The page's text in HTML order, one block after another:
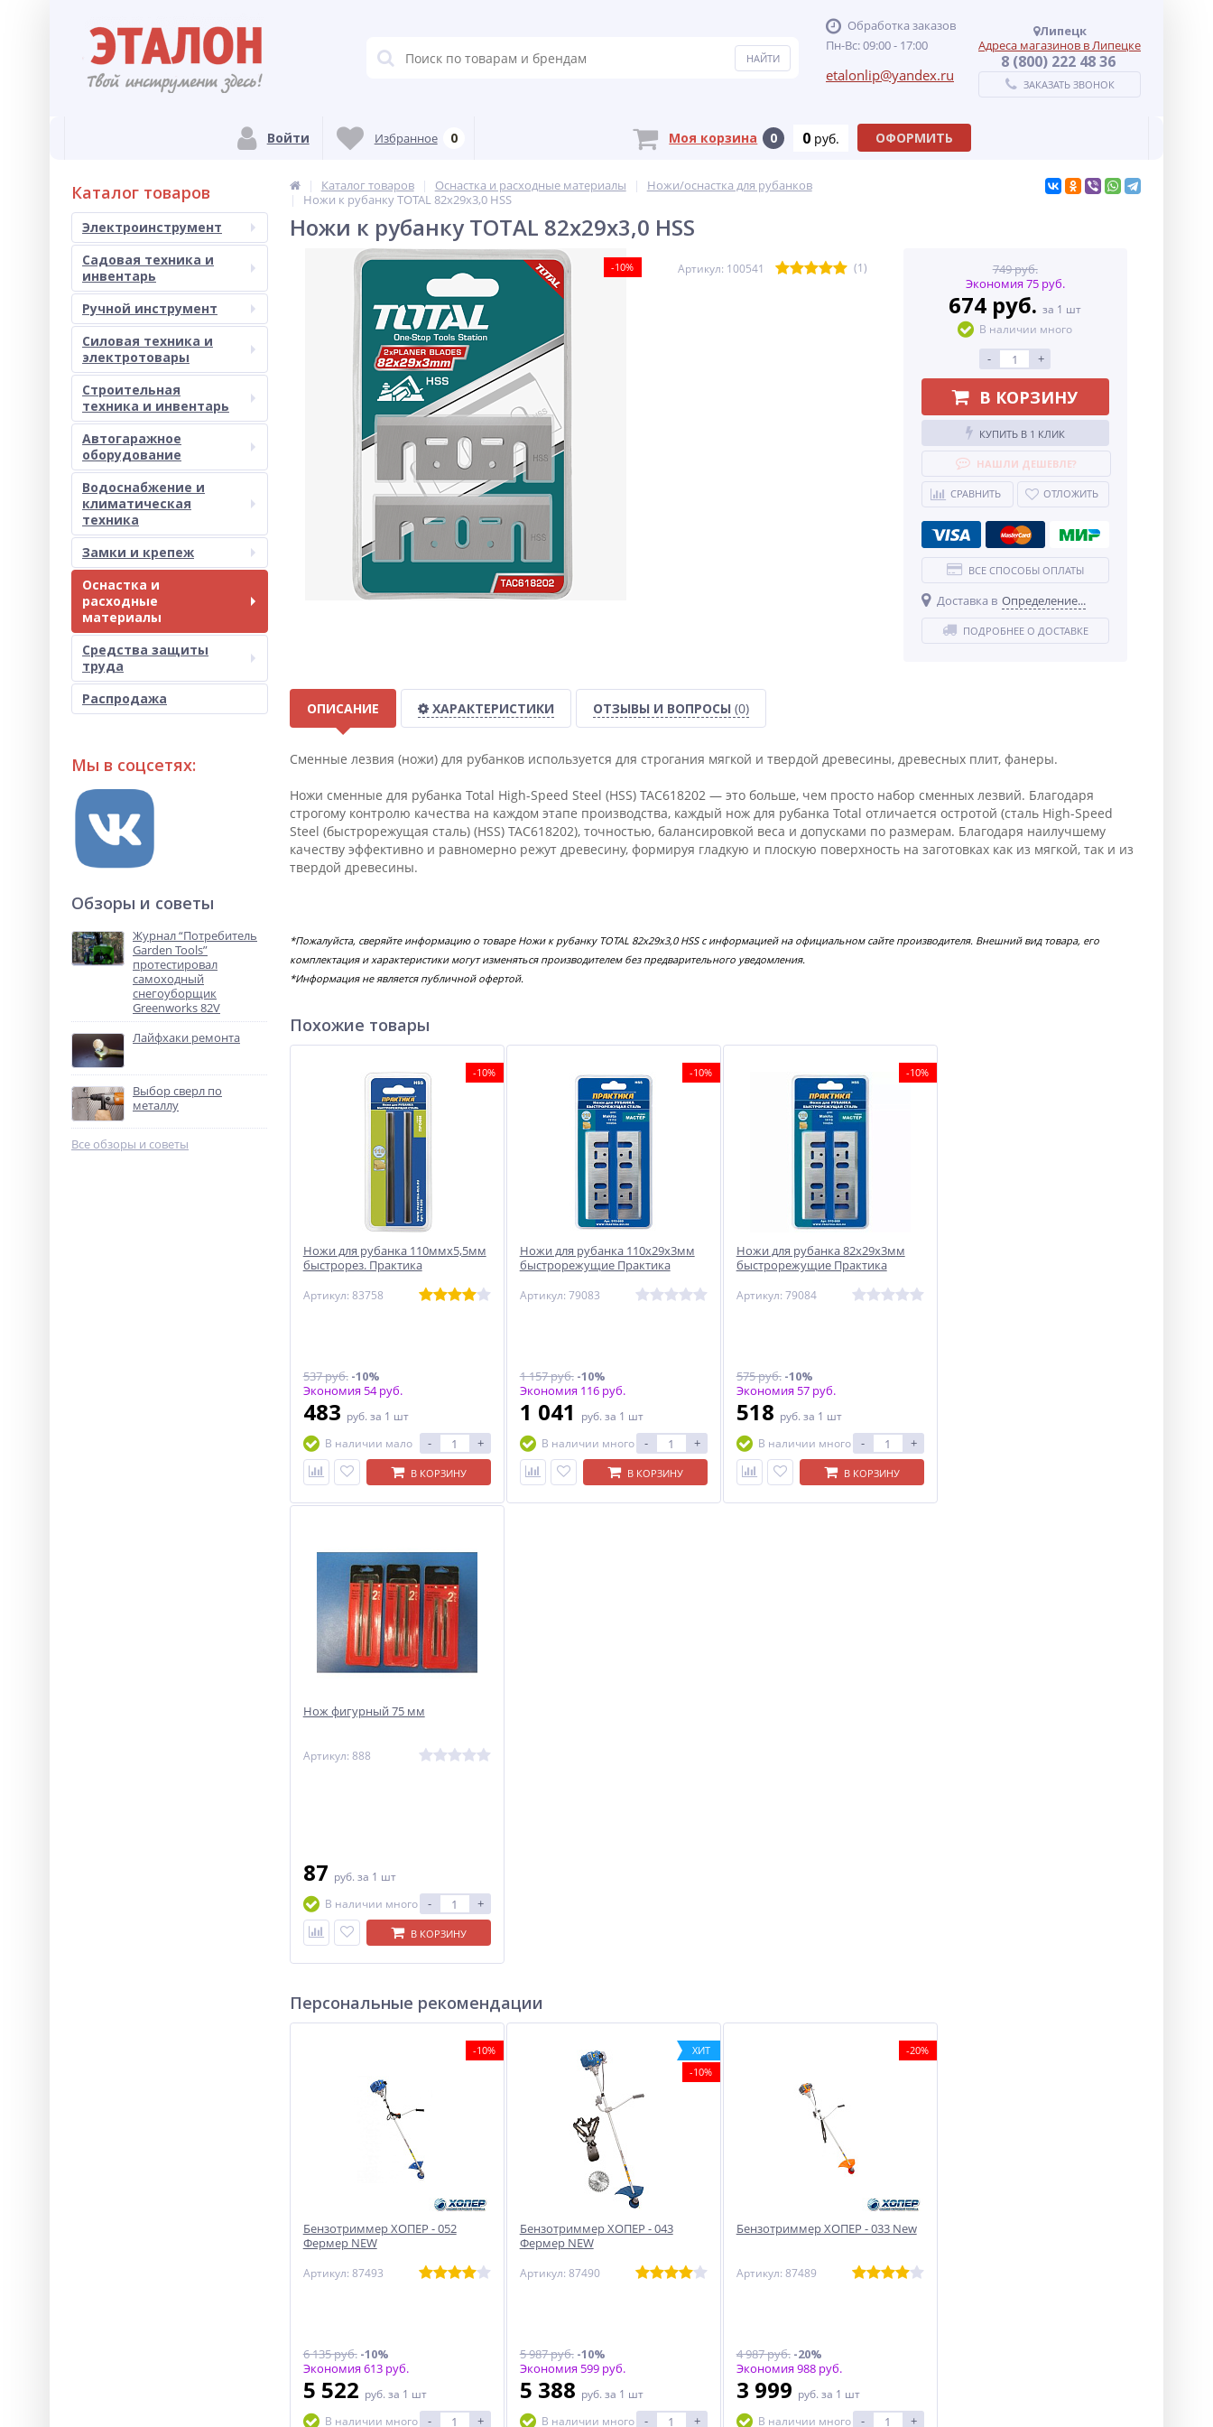
Обработка заказов
Пн-Вс: 09:00 - 17:00
etalonlip@yandex.ru
Липецк
Адреса магазинов в Липецке
8 (800) 222 48 36
ЗАКАЗАТЬ ЗВОНОК
Войти Избранное 0 Моя корзина 0 0 руб. ОФОРМИТЬ
Каталог товаров
Электроинструмент
Садовая техника и
инвентарь
Ручной инструмент
Силовая техника и
электротовары
Строительная
техника и инвентарь
Автогаражное
оборудование
Водоснабжение и
климатическая
техника
Замки и крепеж
Оснастка и
расходные
материалы
Средства защиты
труда
Распродажа
Мы в соцсетях:
Обзоры и советы
Журнал “Потребитель
Garden Tools”
протестировал
самоходный
снегоуборщик
Greenworks 82V
Лайфхаки ремонта
Выбор сверл по
металлу
Все обзоры и советы
Каталог товаров Оснастка и расходные материалы
Ножи/оснастка для рубанков
Ножи к рубанку TOTAL 82х29х3,0 HSS
Ножи к рубанку TOTAL 82х29х3,0 HSS
-10% Артикул: 100541 (1)
749 руб.
Экономия 75 руб.
674 руб.за 1 шт
В наличии много
- +
В КОРЗИНУ
КУПИТЬ В 1 КЛИК
НАШЛИ ДЕШЕВЛЕ?
СРАВНИТЬ ОТЛОЖИТЬ
ВСЕ СПОСОБЫ ОПЛАТЫ
Доставка в Определение...
ПОДРОБНЕЕ О ДОСТАВКЕ
ОПИСАНИЕ ХАРАКТЕРИСТИКИ ОТЗЫВЫ И ВОПРОСЫ (0)
Сменные лезвия (ножи) для рубанков используется для строгания мягкой и твердой древесины, древесных плит, фанеры.
Ножи сменные для рубанка Total High-Speed Steel (HSS) TAC618202 — это больше, чем просто набор сменных лезвий. Благодаря
строгому контролю качества на каждом этапе производства, каждый нож для рубанка Total отличается остротой (сталь High-Speed
Steel (быстрорежущая сталь) (HSS) TAC618202), точностью, балансировкой веса и допусками по размерам. Благодаря наилучшему
качеству эффективно и равномерно режут древесину, формируя гладкую и плоскую поверхность на заготовках как из мягкой, так и из
твердой древесины.
*Пожалуйста, сверяйте информацию о товаре Ножи к рубанку TOTAL 82х29х3,0 HSS с информацией на официальном сайте производителя. Внешний вид товара, его
комплектация и характеристики могут изменяться производителем без предварительного уведомления.
*Информация не является публичной офертой.
Похожие товары
-10%
Ножи для рубанка 110ммх5,5мм
быстрорез. Практика
Артикул: 83758
537 руб.-10%
Экономия 54 руб.
483 руб. за 1 шт
В наличии мало
- +
В КОРЗИНУ
-10%
Ножи для рубанка 110х29х3мм
быстрорежущие Практика
Артикул: 79083
1 157 руб.-10%
Экономия 116 руб.
1 041 руб. за 1 шт
В наличии много
- +
В КОРЗИНУ
-10%
Ножи для рубанка 82х29х3мм
быстрорежущие Практика
Артикул: 79084
575 руб.-10%
Экономия 57 руб.
518 руб. за 1 шт
В наличии много
- +
В КОРЗИНУ
Нож фигурный 75 мм
Артикул: 888
87 руб. за 1 шт
В наличии много
- +
В КОРЗИНУ
Персональные рекомендации
-10%
Бензотриммер ХОПЕР - 052
Фермер NEW
Артикул: 87493
6 135 руб.-10%
Экономия 613 руб.
5 522 руб. за 1 шт
В наличии много
- +
ХИТ
-10%
Бензотриммер ХОПЕР - 043
Фермер NEW
Артикул: 87490
5 987 руб.-10%
Экономия 599 руб.
5 388 руб. за 1 шт
В наличии много
- +
-20%
Бензотриммер ХОПЕР - 033 New
Артикул: 87489
4 987 руб.-20%
Экономия 988 руб.
3 999 руб. за 1 шт
В наличии много
- +